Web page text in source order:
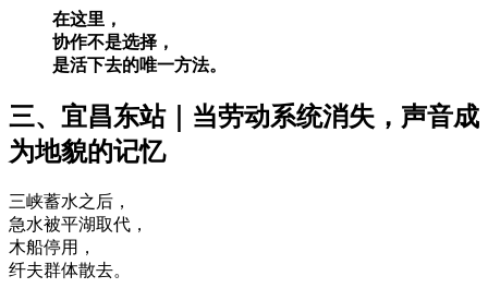
在这里，
协作不是选择，
是活下去的唯一方法。
三、宜昌东站｜当劳动系统消失，声音成
为地貌的记忆
三峡蓄水之后，
急水被平湖取代，
木船停用，
纤夫群体散去。